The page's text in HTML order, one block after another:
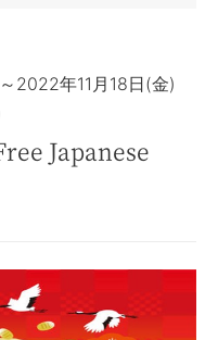
2022年11月18日(金)
Japanese